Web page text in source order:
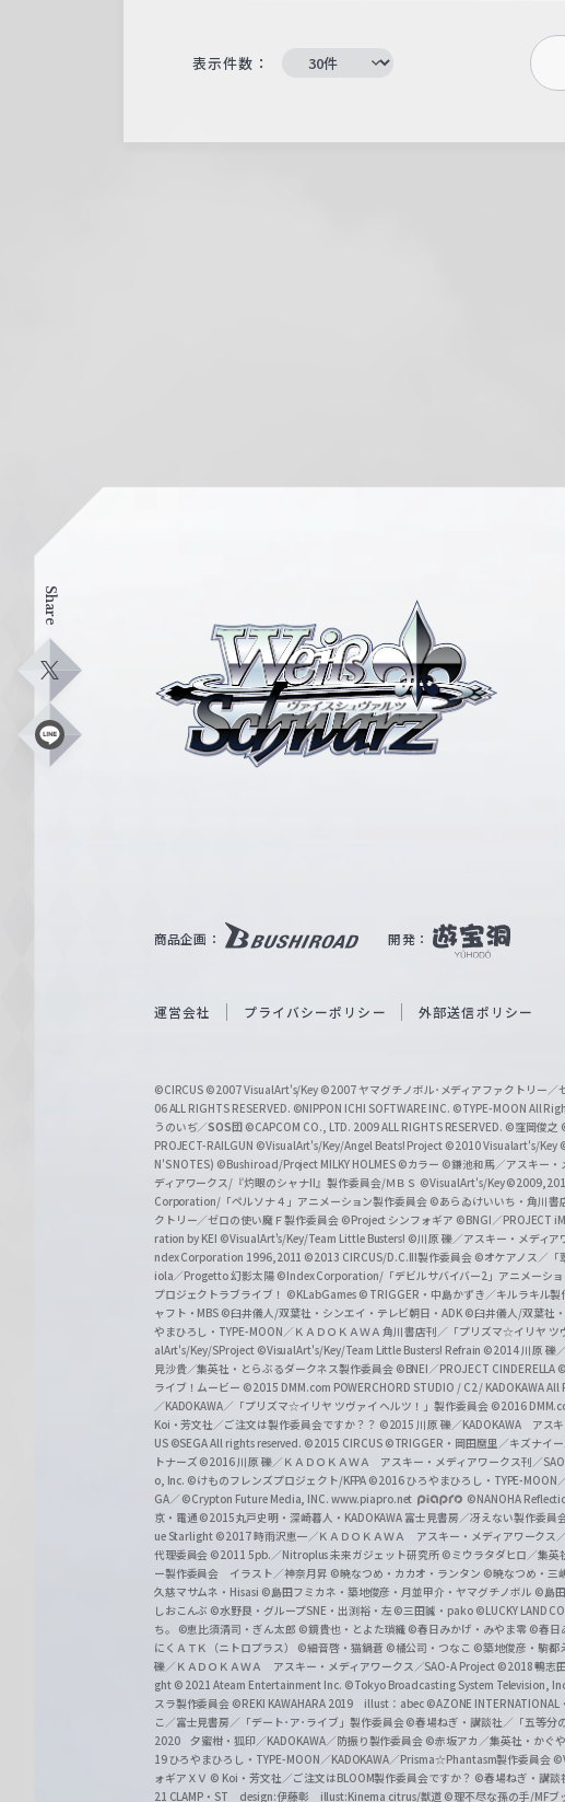
表示件数：
Share
X
L
ス
W
i
c
h
w
a
r
z
商品企画： 開発：
運営会社 プライバシーポリシー 外部送信ポリシー
©CIRCUS ©2007 VisualArt's/Key ©2007 ヤマグチノボル･メディアファクトリー／
06 ALL RIGHTS RESERVED. ©NIPPON ICHI SOFTWARE INC. ©TYPE-MOON All
うのいぢ／SOS団 ©CAPCOM CO., LTD. 2009 ALL RIGHTS RESERVED. ©窪岡俊之
PROJECT-RAILGUN ©VisualArt's/Key/Angel Beats! Project ©2010 Visualart's/Key
N'S NOTES) ©Bushiroad/Project MILKY HOLMES ©カラー ©鎌池和馬／アスキー・
ディアワークス/『灼眼のシャナII』製作委員会/ＭＢＳ ©VisualArt's/Key
Corporation/「ペルソナ４」アニメーション製作委員会 ©あらゐけいいち・角川書
クトリー／ゼロの使い魔Ｆ製作委員会 ©Project シンフォギア ©BNGI／PROJECT
ration by KEI ©VisualArt's/Key/Team Little Busters! ©川原 礫／アスキー・メディア
ndex Corporation 1996,2011 ©2013 CIRCUS/D.C.III製作委員会 ©オケアノス／「
iola／Progetto 幻影太陽 ©Index Corporation/「デビルサバイバー2」アニメーシ
プロジェクトラブライブ！ ©KLabGames © TRIGGER・中島かずき／キルラキル製
ャフト・MBS ©臼井儀人/双葉社・シンエイ・テレビ朝日・ADK ©臼井儀人/双葉社
やまひろし・TYPE-MOON／ＫＡＤＯＫＡＷＡ 角川書店刊／「プリズマ☆イリヤ ツ
alArt's/Key/SProject ©VisualArt's/Key/Team Little Busters! Refrain ©2014 川原 礫
見沙貴／集英社・とらぶるダークネス製作委員会 ©BNEI／PROJECT CINDERELLA
ライブ！ムービー ©2015 DMM.com POWERCHORD STUDIO / C2 / KADOKAWA All
／KADOKAWA／「プリズマ☆イリヤ ツヴァイ ヘルツ！」製作委員会 ©2016
Koi・芳文社／ご注文は製作委員会ですか？？ ©2015 川原 礫／KADOKAWA アス
US ©SEGA All rights reserved. ©2015 CIRCUS ©TRIGGER・岡田麿里／キズナイ
トナーズ©2016 川原 礫／ＫＡＤＯＫＡＷＡ アスキー・メディアワークス刊／
o, Inc. ©けものフレンズプロジェクト/KFPA ©2016 ひろやまひろし・TYPE-MOON
GA／ ©Crypton Future Media, INC. www.piapro.net
©NANOHA
京・電通 ©2015丸戸史明・深崎暮人・KADOKAWA 富士見書房／冴えない製作委員
ue Starlight ©2017 時雨沢恵一／ＫＡＤＯＫＡＷＡ アスキー・メディアワークス
代理委員会 ©2011 5pb.／Nitroplus 未来ガジェット研究所 ©ミウラタダヒロ／集英
ー製作委員会 イラスト／神奈月昇 ©暁なつめ・カカオ・ランタン ©暁なつめ・三
久慈マサムネ・Hisasi ©島田フミカネ・築地俊彦・月並甲介・ヤマグチノボル ©島
しおこんぶ ©水野良・グループSNE・出渕裕・左 ©三田誠・pako ©LUCKY LAND
ち。
©恵比須清司・ぎん太郎 ©鏡貴也・とよた瑣織 ©春日みかげ・みやま零 ©春日
にくＡＴＫ（ニトロプラス） ©細音啓・猫鍋蒼 ©橘公司・つなこ ©築地俊彦・駒都
礫／ＫＡＤＯＫＡＷＡ アスキー・メディアワークス／SAO-A Project ©2018 鴨志
ght © 2021 Ateam Entertainment Inc. ©Tokyo Broadcasting System Television,
スラ製作委員会 ©REKI KAWAHARA 2019 illust：abec ©AZONE
こ／富士見書房／「デート･ア･ライブ」製作委員会©春場ねぎ・講談社／「五等分
2020 夕蜜柑・狐印／KADOKAWA／防振り製作委員会 ©赤坂アカ／集英社・かぐ
19 ひろやまひろし・TYPE-MOON／KADOKAWA／Prisma☆Phantasm製作委員会
ォギアＸＶ © Koi・芳文社／ご注文はBLOOM製作委員会ですか？ ©春場ねぎ・講談
21 CLAMP・ST design:伊藤彰 illust:Kinema citrus/獣道 ©理不尽な孫の手/MFブ